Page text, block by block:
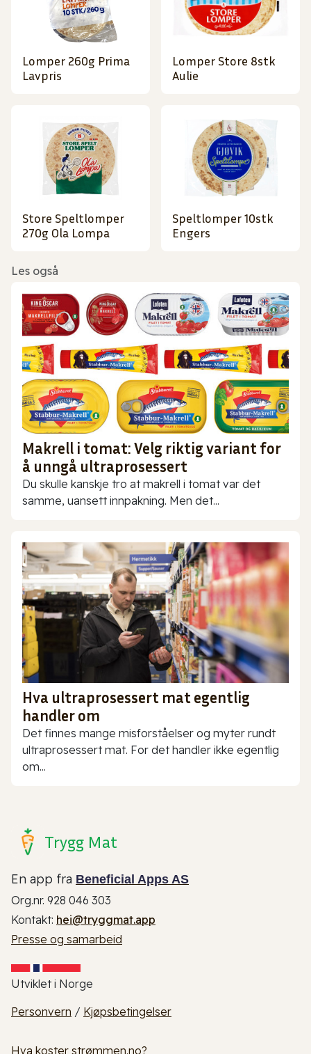
Lomper 260g Prima
Lavpris
Lomper Store 8stk
Aulie
Store Speltlomper
270g Ola Lompa
Speltlomper 10stk
Engers
Les også
Makrell i tomat: Velg riktig variant for
å unngå ultraprosessert
Du skulle kanskje tro at makrell i tomat var det
samme, uansett innpakning. Men det...
Hva ultraprosessert mat egentlig
handler om
Det finnes mange misforståelser og myter rundt
ultraprosessert mat. For det handler ikke egentlig
om...
Trygg Mat
En app fra Beneficial Apps AS
Org.nr. 928 046 303
Kontakt: hei@tryggmat.app
Presse og samarbeid
Utviklet i Norge
Personvern / Kjøpsbetingelser
Hva koster strømmen.no?